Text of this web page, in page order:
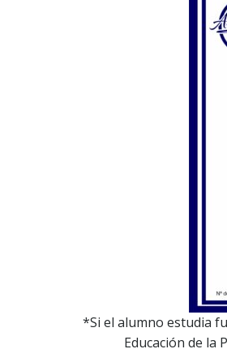
*Si el alumno estudia
Educación de la